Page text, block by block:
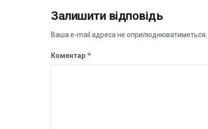
Залишити відповідь
Ваша e-mail адреса не оприлюднюватиметься.
Коментар *